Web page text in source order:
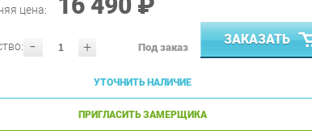
цена:
- + Под заказ
ЗАКАЗАТЬ
УТОЧНИТЬ НАЛИЧИЕ
ПРИГЛАСИТЬ ЗАМЕРЩИКА